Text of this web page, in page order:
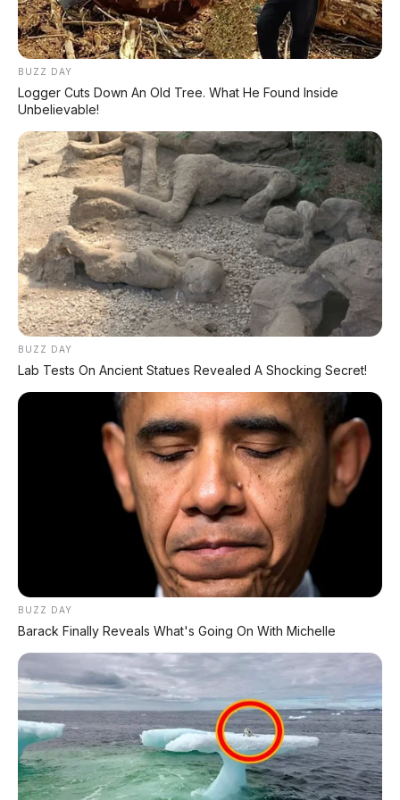
Lincah di Jalanan Bekasi
Bekasi itu jalannya macet tapi juga banyak jalan
sempit di perumahan. Brio ini lincah banget.
Ukurannya mungil, gampang masuk gang,
gampang parkir. Pas buat ke mall di Bekasi
seperti Grand Metropolitan atau Summarecon,
cari parkir nggak pusing.
Hangout dan Kulineran
Bekasi banyak tempat nongkrong. Sering pakai
Brio ini buat hangout bareng teman di daerah
Summarecon, Go!Walk, atau di kafe-kafe sekitar
Harapan Indah. Kadang juga dipakai buat
kulineran ke Pecenongan atau ke Pasar Lama.
Mobil ini selalu nyaman dan irit.
BUZZ DAY
Logger Cuts Down An Old Tree. What He Found Inside
Unbelievable!
BUZZ DAY
Lab Tests On Ancient Statues Revealed A Shocking Secret!
BUZZ DAY
Barack Finally Reveals What's Going On With Michelle